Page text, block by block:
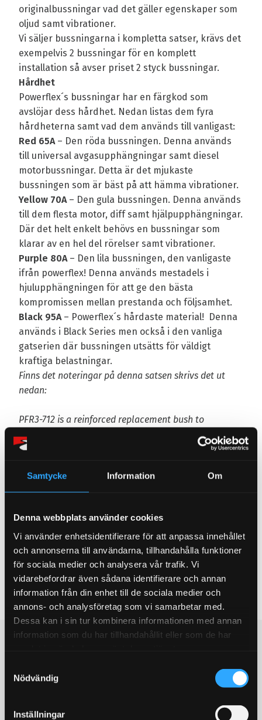
Samtycke Information Om
Denna webbplats använder cookies
Vi använder enhetsidentifierare för att anpassa innehållet
och annonserna till användarna, tillhandahålla funktioner
för sociala medier och analysera vår trafik. Vi
vidarebefordrar även sådana identifierare och annan
information från din enhet till de sociala medier och
annons- och analysföretag som vi samarbetar med.
Dessa kan i sin tur kombinera informationen med annan
information som du har tillhandahållit eller som de har
Nödvändig
Inställningar
originalbussningar vad det gäller egenskaper som
oljud samt vibrationer.
Vi säljer bussningarna i kompletta satser, krävs det
exempelvis 2 bussningar för en komplett
installation så avser priset 2 styck bussningar.
Hårdhet
Powerflex´s bussningar har en färgkod som
avslöjar dess hårdhet. Nedan listas dem fyra
hårdheterna samt vad dem används till vanligast:
Red 65A– Den röda bussningen. Denna används
till universal avgasupphängningar samt diesel
motorbussningar. Detta är det mjukaste
bussningen som är bäst på att hämma vibrationer.
Yellow 70A– Den gula bussningen. Denna används
till dem flesta motor, diff samt hjälpupphängningar.
Där det helt enkelt behövs en bussningar som
klarar av en hel del rörelser samt vibrationer.
Purple 80A– Den lila bussningen, den vanligaste
ifrån powerflex! Denna används mestadels i
hjulupphängningen för att ge den bästa
kompromissen mellan prestanda och följsamhet.
Black 95A– Powerflex´s hårdaste material! Denna
används i Black Series men också i den vanliga
gatserien där bussningen utsätts för väldigt
kraftiga belastningar.
Finns det noteringar på denna satsen skrivs det ut
nedan:
PFR3-712 is a reinforced replacement bush to
revitalise bush performance and provide stability to
the rear suspension.
Omdömen
Bli den första att lämna ett omdöme.
Populära produkter
STORSÄLJARE!